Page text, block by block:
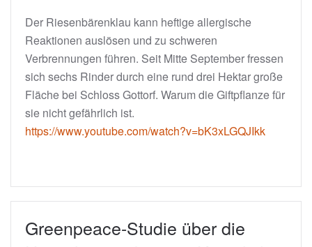
Der Riesenbärenklau kann heftige allergische
Reaktionen auslösen und zu schweren
Verbrennungen führen. Seit Mitte September fressen
sich sechs Rinder durch eine rund drei Hektar große
Fläche bei Schloss Gottorf. Warum die Giftpflanze für
sie nicht gefährlich ist.
https://www.youtube.com/watch?v=bK3xLGQJIkk
Greenpeace-Studie über die